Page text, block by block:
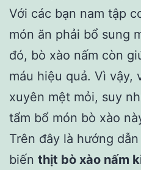
Với các bạn nam tập
món ăn phải bổ sung
đó, bò xào nấm còn
máu hiệu quả. Vì vậy,
xuyên mệt mỏi, suy
tẩm bổ món bò xào
Trên đây là hướng
biến thịt bò xào nấm